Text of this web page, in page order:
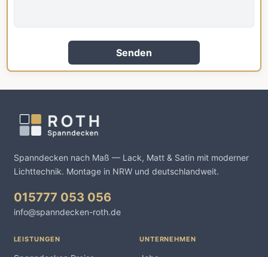
Senden
Spanndecken nach Maß — Lack, Matt & Satin mit moderner
Lichttechnik. Montage in NRW und deutschlandweit.
015777 053 056
info@spanndecken-roth.de
LEISTUNGEN UNTERNEHMEN